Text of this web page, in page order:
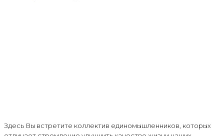
Здесь Вы встретите коллектив единомышленников, которых